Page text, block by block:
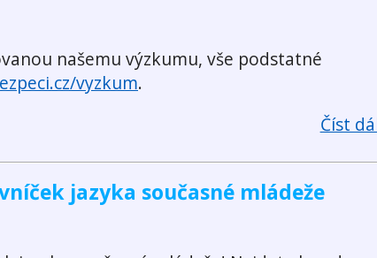
našemu výzkumu, vše podstatné
vyzkum.
Číst
jazyka současné mládeže